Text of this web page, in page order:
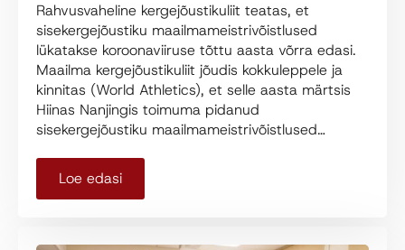
Rahvusvaheline kergejõustikuliit teatas, et
sisekergejõustiku maailmameistrivõistlused
lükatakse koroonaviiruse tõttu aasta võrra edasi.
Maailma kergejõustikuliit jõudis kokkuleppele ja
kinnitas (World Athletics), et selle aasta märtsis
Hiinas Nanjingis toimuma pidanud
sisekergejõustiku maailmameistrivõistlused…
Loe edasi